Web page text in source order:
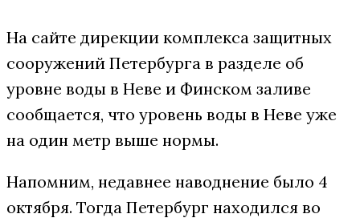
На сайте дирекции комплекса защитных
сооружений Петербурга в разделе об
уровне воды в Неве и Финском заливе
сообщается, что уровень воды в Неве уже
на один метр выше нормы.
Напомним, недавнее наводнение было 4
октября. Тогда Петербург находился во